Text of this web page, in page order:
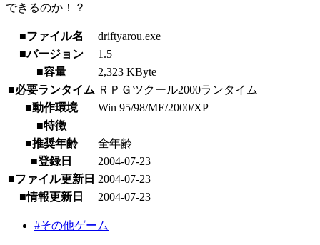
できるのか！？
■ファイル名
driftyarou.exe
■バージョン
1.5
■容量
2,323 KByte
■必要ランタイム ＲＰＧツクール2000ランタイム
■動作環境
Win 95/98/ME/2000/XP
■特徴
■推奨年齢
全年齢
■登録日
2004-07-23
■ファイル更新日 2004-07-23
■情報更新日
2004-07-23
#その他ゲーム